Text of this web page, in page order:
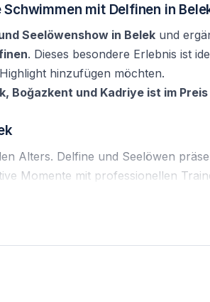
mit Delfinen in
Seelöwenshow in Belek und
. Dieses besondere Erlebnis ist
hinzufügen möchten.
Boğazkent und Kadriye ist im
Alters. Delfine und Seelöwen
Momente mit professionellen
bietet Unterhaltung auf hohem
Teilnehmer die Möglichkeit, mit